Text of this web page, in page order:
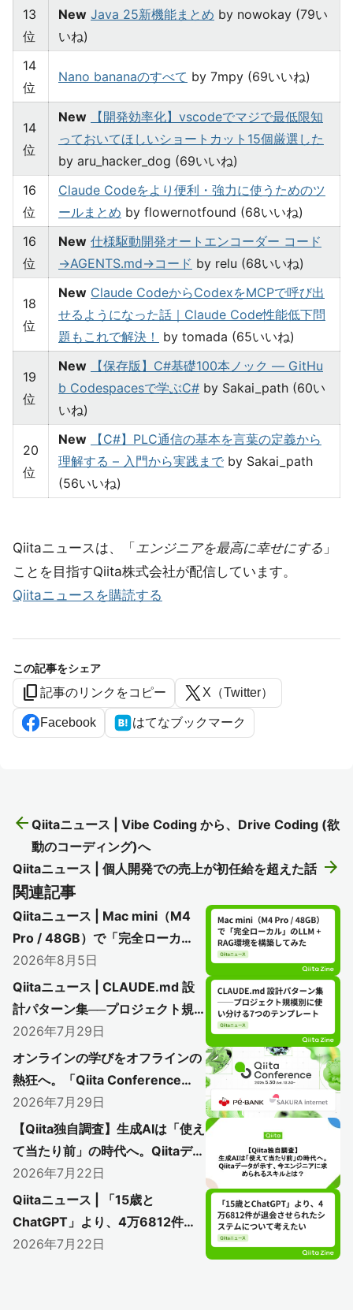
13
位
New Java 25新機能まとめ by nowokay (79い
いね)
14
位
Nano bananaのすべて by 7mpy (69いいね)
14
位
New
【開発効率化】vscodeでマジで最低限知
っておいてほしいショートカット15個厳選した
by aru_hacker_dog (69いいね)
16
位
Claude Codeをより便利・強力に使うためのツ
ールまとめ by flowernotfound (68いいね)
16
位
New 仕様駆動開発オートエンコーダー コード
→AGENTS.md→コード by relu (68いいね)
18
位
New Claude CodeからCodexをMCPで呼び出
せるようになった話｜Claude Code性能低下問
題もこれで解決！
by tomada (65いいね)
19
位
New
【保存版】C#基礎100本ノック — GitHu
b Codespacesで学ぶC# by Sakai_path (60い
いね)
20
位
New
【C#】PLC通信の基本を言葉の定義から
理解する – 入門から実践まで by Sakai_path
(56いいね)
Qiitaニュースは、「 エンジニアを最高に幸せにする 」
ことを目指すQiita株式会社が配信しています。
Qiitaニュースを購読する
この記事をシェア
content_copy 記事のリンクをコピー X（Twitter）
Facebook はてなブックマーク
arrow_back Qiitaニュース | Vibe Coding から、Drive Coding (欲
動のコーディング)へ
arrow_forward
Qiitaニュース | 個人開発での売上が初任給を超えた話
関連記事
Qiitaニュース | Mac mini（M4
Pro / 48GB）で「完全ローカ
ル」のLLM + RAG環境を構築し
てみた
2026年8月5日
Qiitaニュース | CLAUDE.md 設
計パターン集──プロジェクト規
模別に使い分ける7つのテンプレ
ート
2026年7月29日
オンラインの学びをオフラインの
熱狂へ。「Qiita Conference
2026」で初のアフターイベント
開催レポート
〜AI時代のエンジニアリングを語り尽く
した熱い1日をレポート〜
2026年7月29日
【Qiita独自調査】生成AIは「使え
て当たり前」の時代へ。Qiitaデー
タが示す、今エンジニアに求めら
れるスキルとは？
2026年7月22日
Qiitaニュース | 「15歳と
ChatGPT」より、4万6812件が
退会させられたシステムについて
2026年7月22日